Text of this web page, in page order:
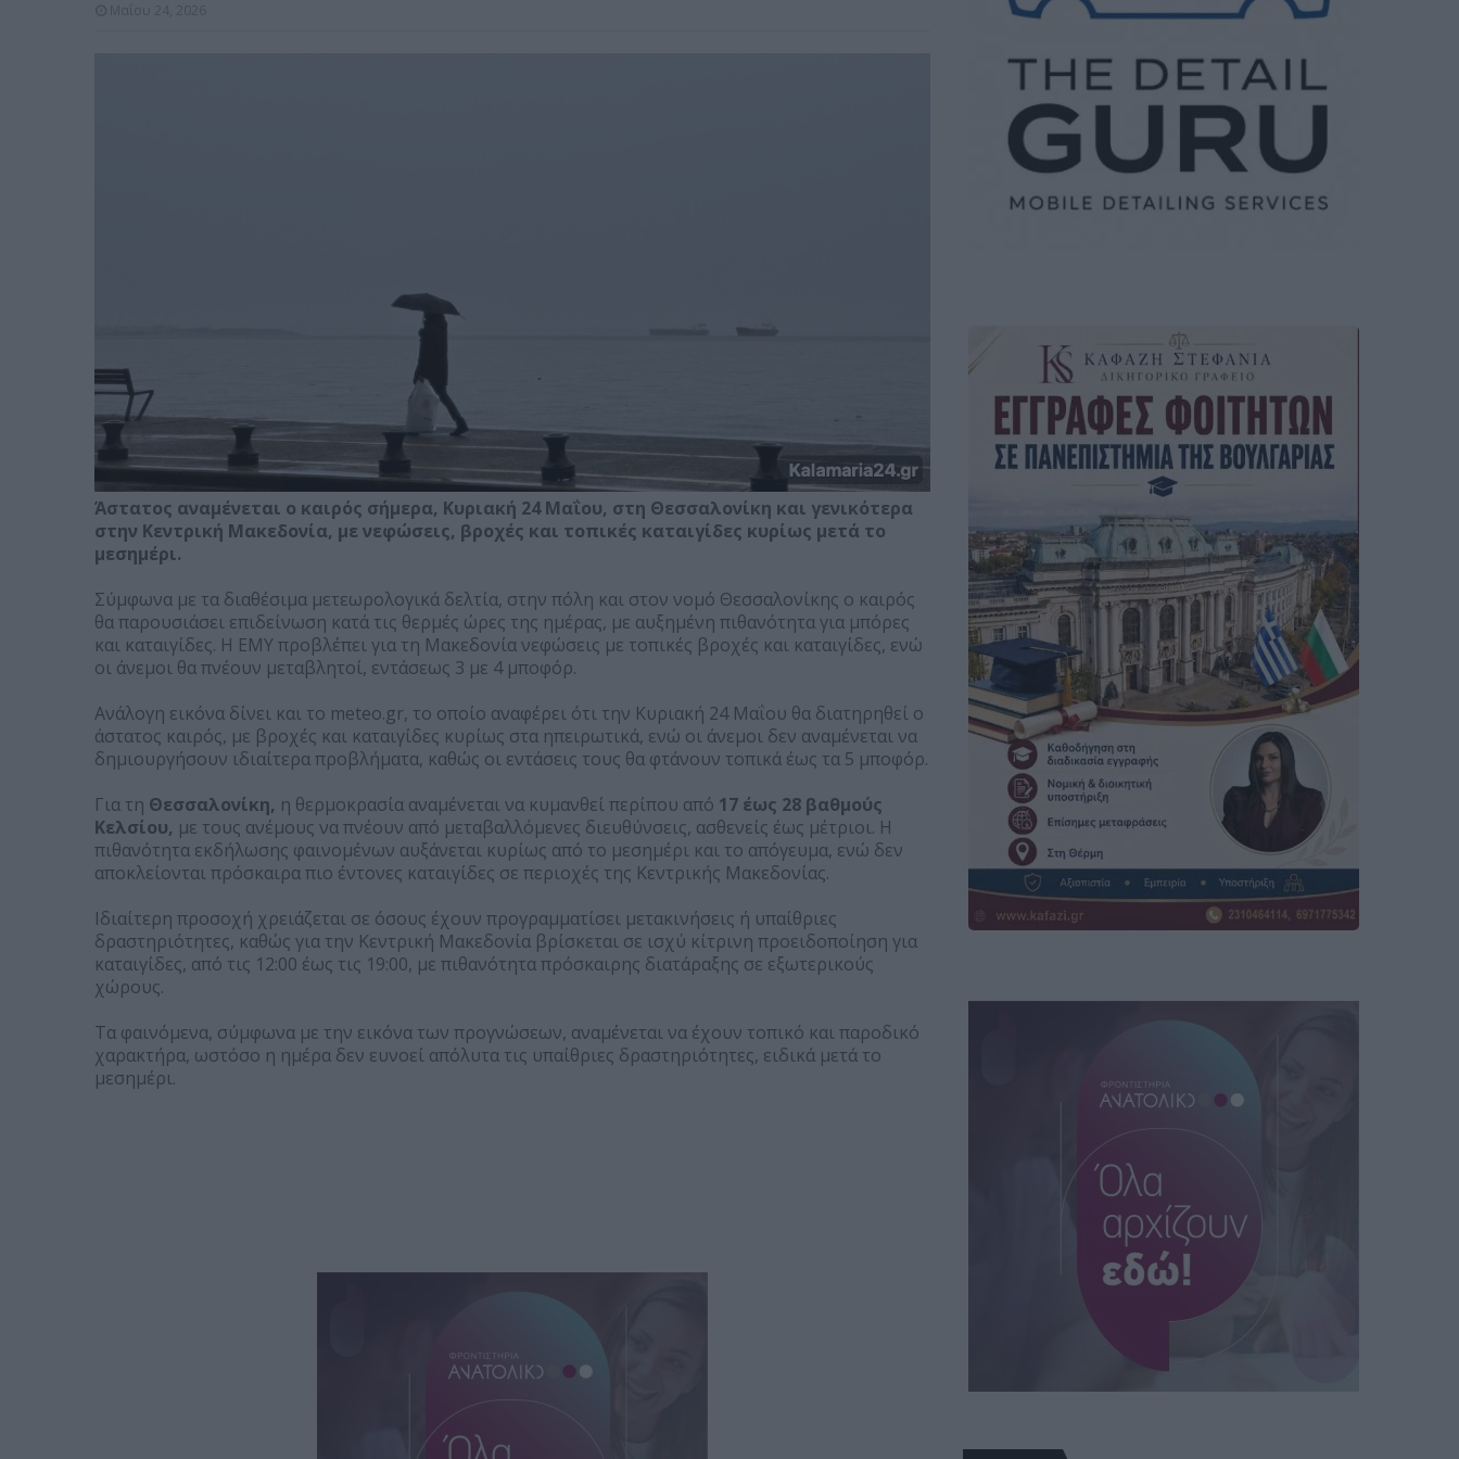
Άστατος αναμένεται ο καιρός σήμερα, Κυριακή 24 Μαΐου, στη Θεσσαλονίκη και γενικότερα
στην Κεντρική Μακεδονία, με νεφώσεις, βροχές και τοπικές καταιγίδες κυρίως μετά το
μεσημέρι.
Σύμφωνα με τα διαθέσιμα μετεωρολογικά δελτία, στην πόλη και στον νομό Θεσσαλονίκης ο καιρός
θα παρουσιάσει επιδείνωση κατά τις θερμές ώρες της ημέρας, με αυξημένη πιθανότητα για μπόρες
και καταιγίδες. Η ΕΜΥ προβλέπει για τη Μακεδονία νεφώσεις με τοπικές βροχές και καταιγίδες, ενώ
οι άνεμοι θα πνέουν μεταβλητοί, εντάσεως 3 με 4 μποφόρ.
Ανάλογη εικόνα δίνει και το meteo.gr, το οποίο αναφέρει ότι την Κυριακή 24 Μαΐου θα διατηρηθεί ο
άστατος καιρός, με βροχές και καταιγίδες κυρίως στα ηπειρωτικά, ενώ οι άνεμοι δεν αναμένεται να
δημιουργήσουν ιδιαίτερα προβλήματα, καθώς οι εντάσεις τους θα φτάνουν τοπικά έως τα 5 μποφόρ.
Για τη Θεσσαλονίκη, η θερμοκρασία αναμένεται να κυμανθεί περίπου από 17 έως 28 βαθμούς
Κελσίου, με τους ανέμους να πνέουν από μεταβαλλόμενες διευθύνσεις, ασθενείς έως μέτριοι. Η
πιθανότητα εκδήλωσης φαινομένων αυξάνεται κυρίως από το μεσημέρι και το απόγευμα, ενώ δεν
αποκλείονται πρόσκαιρα πιο έντονες καταιγίδες σε περιοχές της Κεντρικής Μακεδονίας.
Ιδιαίτερη προσοχή χρειάζεται σε όσους έχουν προγραμματίσει μετακινήσεις ή υπαίθριες
δραστηριότητες, καθώς για την Κεντρική Μακεδονία βρίσκεται σε ισχύ κίτρινη προειδοποίηση για
καταιγίδες, από τις 12:00 έως τις 19:00, με πιθανότητα πρόσκαιρης διατάραξης σε εξωτερικούς
χώρους.
Τα φαινόμενα, σύμφωνα με την εικόνα των προγνώσεων, αναμένεται να έχουν τοπικό και παροδικό
χαρακτήρα, ωστόσο η ημέρα δεν ευνοεί απόλυτα τις υπαίθριες δραστηριότητες, ειδικά μετά το
μεσημέρι.